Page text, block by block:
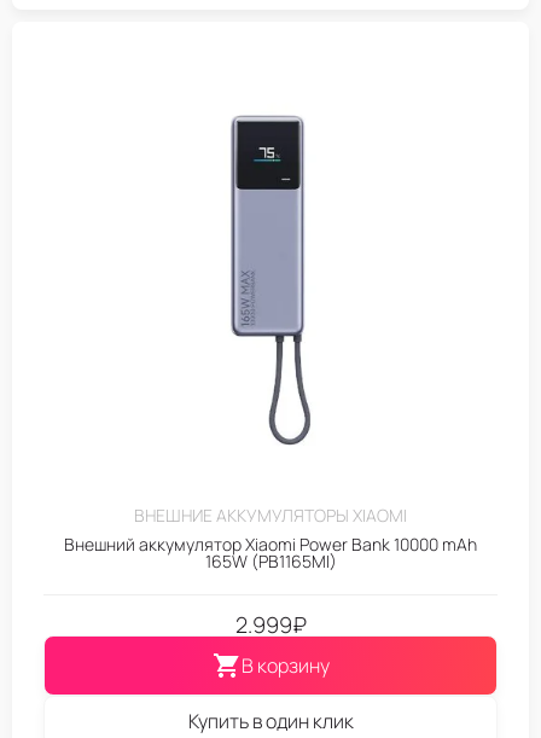
ВНЕШНИЕ АККУМУЛЯТОРЫ XIAOMI
Внешний аккумулятор Xiaomi Power Bank 10000 mAh
165W (PB1165MI)
2.999₽
В корзину
Купить в один клик